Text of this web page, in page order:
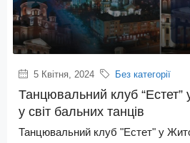
5 Квітня, 2024 Без категорії
Танцювальний клуб “Естет”
у світ бальних танців
Танцювальний клуб "Естет" у